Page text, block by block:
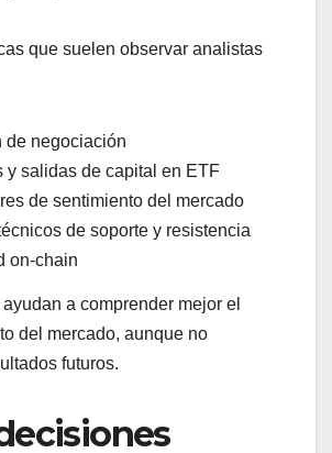
que suelen observar analistas
de negociación
y salidas de capital en ETF
de sentimiento del mercado
de soporte y resistencia
on-chain
a comprender mejor el
del mercado, aunque no
futuros.